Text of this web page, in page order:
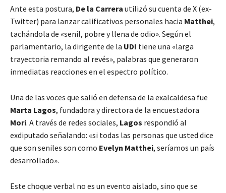
Ante esta postura, De la Carrera utilizó su cuenta de X (ex-
Twitter) para lanzar calificativos personales hacia Matthei,
tachándola de «senil, pobre y llena de odio». Según el
parlamentario, la dirigente de la UDI tiene una «larga
trayectoria remando al revés», palabras que generaron
inmediatas reacciones en el espectro político.
Una de las voces que salió en defensa de la exalcaldesa fue
Marta Lagos, fundadora y directora de la encuestadora
Mori. A través de redes sociales, Lagos respondió al
exdiputado señalando: «si todas las personas que usted dice
que son seniles son como Evelyn Matthei, seríamos un país
desarrollado».
Este choque verbal no es un evento aislado, sino que se